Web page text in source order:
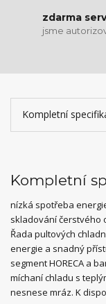
zdarma
jsme
Kompletní
Kompletní
nízká spotřeba
skladování
Řada pultových
energie a snadný
segment HORECA a
míchaní chladu s
nesnese mráz. K